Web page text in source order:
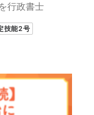
行政書士
技能2号